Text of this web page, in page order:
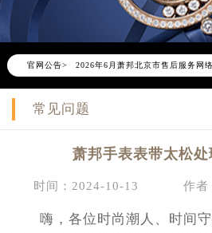
官网公告> 2026年6月萧邦北京市售后服务网
2026年6月北京市萧邦官方售后客
2026年6月萧邦售后服务中心最新
节假日正常营业！
常见问题
萧邦手表表带太松
时间：2024-10-13 作者
嗨，各位时尚潮人、时间守